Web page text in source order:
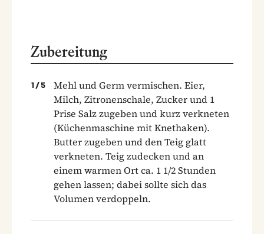
Zubereitung
1 / 5
Mehl und Germ vermischen. Eier,
Milch, Zitronenschale, Zucker und 1
Prise Salz zugeben und kurz verkneten
(Küchenmaschine mit Knethaken).
Butter zugeben und den Teig glatt
verkneten. Teig zudecken und an
einem warmen Ort ca. 1 1/2 Stunden
gehen lassen; dabei sollte sich das
Volumen verdoppeln.